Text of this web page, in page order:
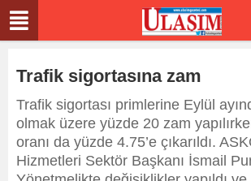
Trafik sigortasına zam
Trafik sigortası primlerine Eylül
olmak üzere yüzde 20 zam
oranı da yüzde 4.75’e çıkarıldı.
Hizmetleri Sektör Başkanı İsmail